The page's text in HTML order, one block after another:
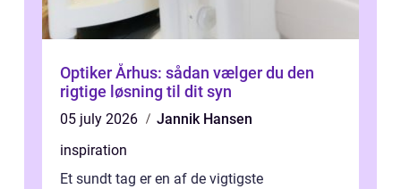
Optiker Århus: sådan vælger du den
rigtige løsning til dit syn
05 july 2026
Jannik Hansen
inspiration
Et sundt tag er en af de vigtigste